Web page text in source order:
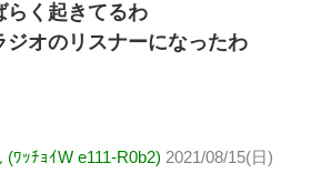
らく起きてるわ
ジオのリスナーになったわ
ﾜｯﾁｮｲW e111-R0b2) 2021/08/15(日)